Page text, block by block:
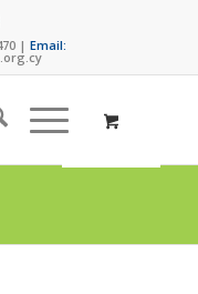
|Email: